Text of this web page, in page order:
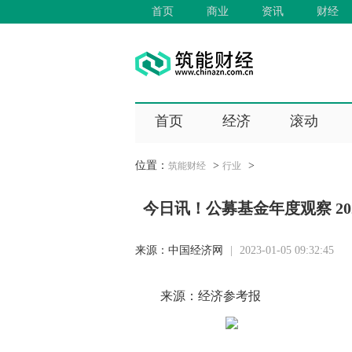
首页 商业 资讯 财经
首页 经济 滚动
位置： 筑能财经 > 行业 >
今日讯！公募基金年度观察
来源： 中国经济网 2023-01-05 09:32:45
来源：经济参考报